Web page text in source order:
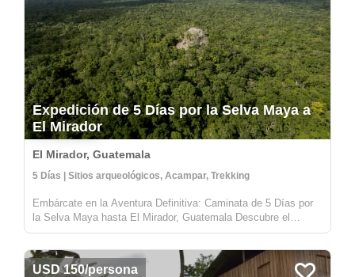
Expedición de 5 Días por la Selva Maya a
El Mirador
El Mirador, Guatemala
5 Días | Sitios arqueológicos, Acampar, Trekking
Embárcate en la Aventura Definitiva: Caminata de 5 Días por
la Selva Maya hasta El Mirador, Guatemala Descubre el
corazón de la civilización maya con nuestra expedición de 5
del encantad...
USD 150/persona